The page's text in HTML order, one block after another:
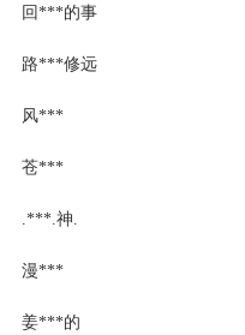
回***的事
路***修远
风***
苍***
.***.神.
漫***
姜***的